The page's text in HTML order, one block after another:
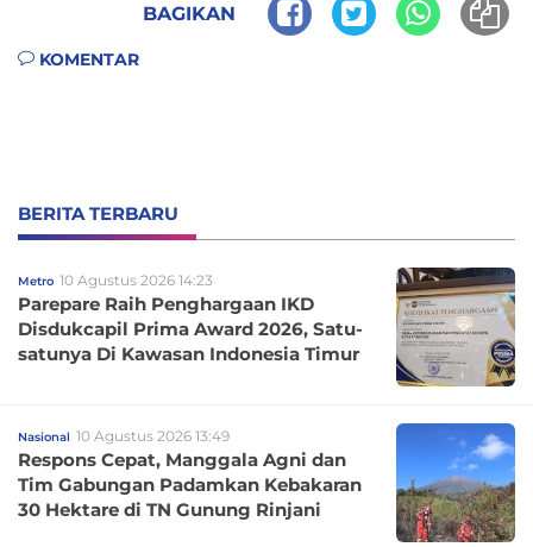
BAGIKAN
KOMENTAR
BERITA TERBARU
Metro 10 Agustus 2026 14:23
Parepare Raih Penghargaan IKD
Disdukcapil Prima Award 2026, Satu-
satunya Di Kawasan Indonesia Timur
Nasional 10 Agustus 2026 13:49
Respons Cepat, Manggala Agni dan
Tim Gabungan Padamkan Kebakaran
30 Hektare di TN Gunung Rinjani